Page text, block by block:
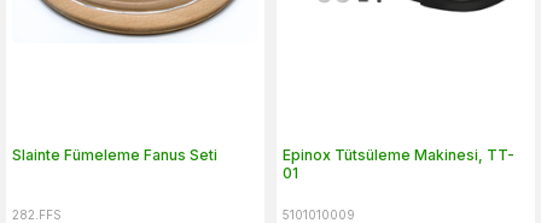
Slainte Fümeleme Fanus Seti
282.FFS
Epinox Tütsüleme Makinesi, TT-
01
5101010009